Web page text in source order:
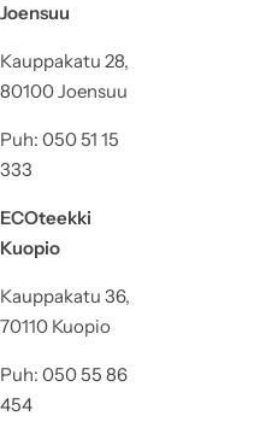
Joensuu
Kauppakatu 28,
80100 Joensuu
Puh: 050 51 15
333
ECOteekki
Kuopio
Kauppakatu 36,
70110 Kuopio
Puh: 050 55 86
454